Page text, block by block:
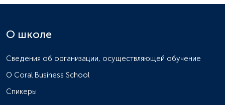
О школе
Сведения об организации, осуществляющей обучение
О Coral Business School
Спикеры